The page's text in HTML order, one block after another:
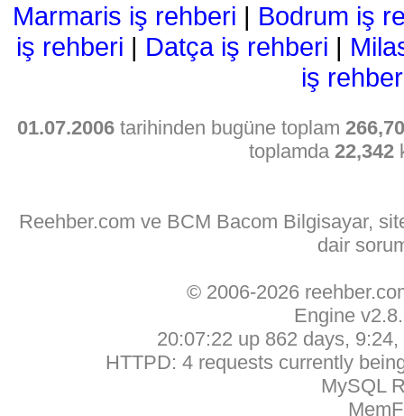
Marmaris iş rehberi | Bodrum iş
iş rehberi | Datça iş rehberi |
iş
01.07.2006 tarihinden bugüne toplam
toplamda 22,342
Reehber.com ve BCM Bacom Bilgisayar,
dair
© 2006-2026
Engine
20:07:22 up 862 days,
HTTPD: 4 requests currently
MySQL